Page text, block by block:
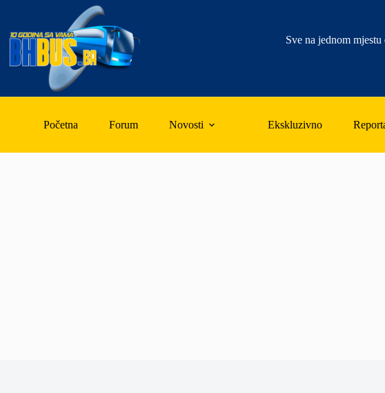
content
Sve na jednom
Početna Forum Novosti Ekskluzivno